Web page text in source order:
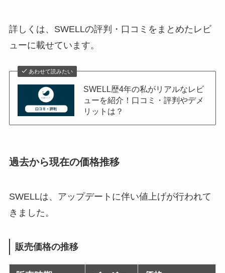
詳しくは、SWELLの評判・口コミをまとめたレビ
ューに載せています。
あわせて読みたい
SWELL歴4年の私がリアルなレビ
ューを紹介！口コミ・評判やデメ
リットは？
過去から現在の価格推移
SWELLは、アップデートに伴い値上げが行われて
きました。
販売価格の推移